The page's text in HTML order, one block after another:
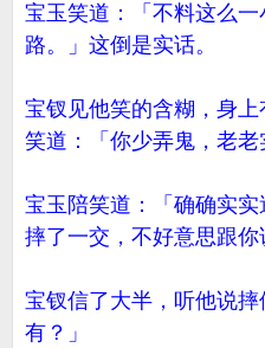
宝玉笑道：「不料这么
路。」这倒是实话。
宝钗见他笑的含糊，身上
笑道：「你少弄鬼，老老
宝玉陪笑道：「确确实
摔了一交，不好意思跟你
宝钗信了大半，听他说
有？」